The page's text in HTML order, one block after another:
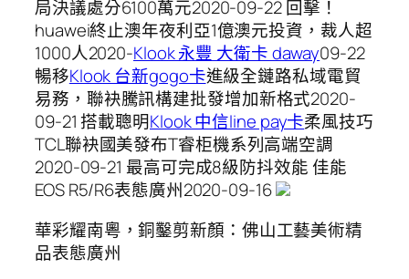
局決議處分6100萬元2020-09-22 回擊！
huawei終止澳年夜利亞1億澳元投資，裁人超
1000人2020-Klook 永豐 大衛卡 daway09-22
暢移Klook 台新gogo卡進級全鏈路私域電貿
易務，聯袂騰訊構建批發增加新格式2020-
09-21 搭載聰明Klook 中信line pay卡柔風技巧
TCL聯袂國美發布T睿柜機系列高端空調
2020-09-21 最高可完成8級防抖效能 佳能
EOS R5/R6表態廣州2020-09-16
華彩耀南粵，銅鑿剪新顏：佛山工藝美術精
品表態廣州